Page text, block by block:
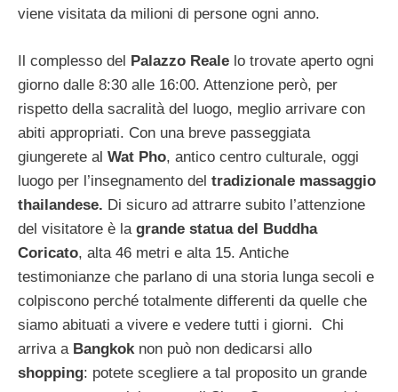
viene visitata da milioni di persone ogni anno.
Il complesso del Palazzo Reale lo trovate aperto ogni
giorno dalle 8:30 alle 16:00. Attenzione però, per
rispetto della sacralità del luogo, meglio arrivare con
abiti appropriati. Con una breve passeggiata
giungerete al Wat Pho, antico centro culturale, oggi
luogo per l’insegnamento del tradizionale massaggio
thailandese. Di sicuro ad attrarre subito l’attenzione
del visitatore è la grande statua del Buddha
Coricato, alta 46 metri e alta 15. Antiche
testimonianze che parlano di una storia lunga secoli e
colpiscono perché totalmente differenti da quelle che
siamo abituati a vivere e vedere tutti i giorni. Chi
arriva a Bangkok non può non dedicarsi allo
shopping: potete scegliere a tal proposito un grande